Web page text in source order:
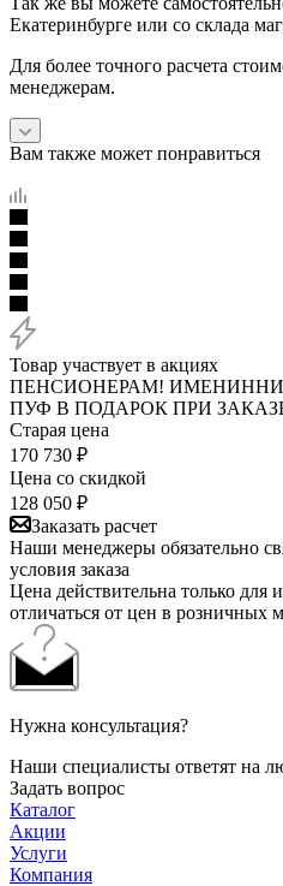
Екатеринбурге или со склада
Для более точного расчета
менеджерам.
Вам также может понравиться
Товар участвует в акциях
ПЕНСИОНЕРАМ!
ПУФ В ПОДАРОК ПРИ
Старая цена
170 730 ₽
Цена со скидкой
128 050 ₽
Заказать расчет
Наши менеджеры обязательно
условия заказа
Цена действительна только для
отличаться от цен в розничных
Нужна консультация?
Наши специалисты ответят на
Задать вопрос
Каталог
Акции
Услуги
Компания